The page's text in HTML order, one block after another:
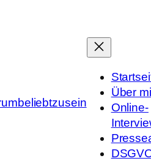
Über
Online-